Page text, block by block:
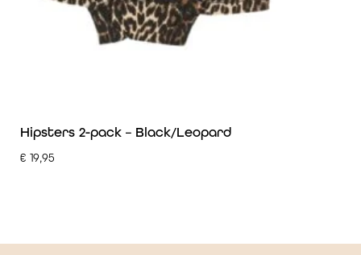
Hipsters 2-pack – Black/Leopard
€ 19,95